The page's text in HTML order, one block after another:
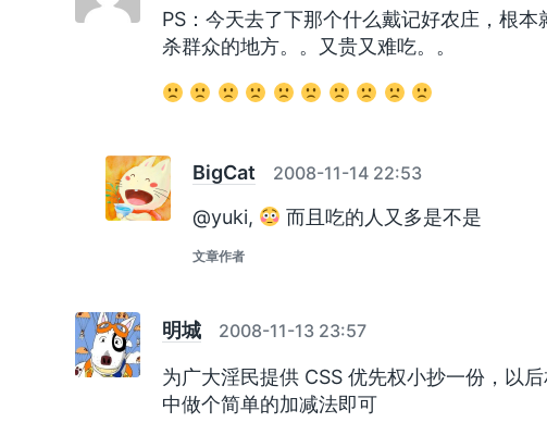
PS：今天去了下那个什么戴记好农庄，根
杀群众的地方。。又贵又难吃。。
BigCat 2008-11-14 22:53
@yuki, 而且吃的人又多是不是
文章作者
明城 2008-11-13 23:57
为广大淫民提供 CSS 优先权小抄一份，以
中做个简单的加减法即可